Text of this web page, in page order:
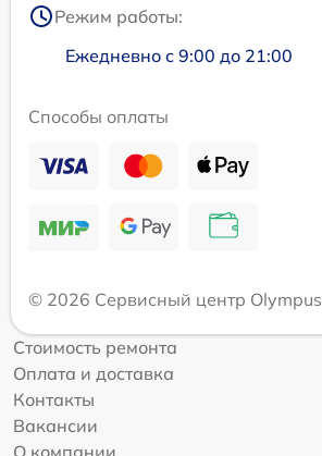
Режим работы:
Ежедневно с 9:00 до 21:00
Способы оплаты
© 2026 Сервисный центр Olympus
Стоимость ремонта
Оплата и доставка
Контакты
Вакансии